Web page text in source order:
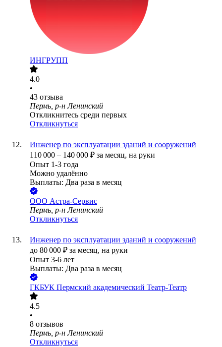
ИНГРУПП
4.0
•
43 отзыва
Пермь, р-н Ленинский
Откликнитесь среди первых
Откликнуться
Инженер по эксплуатации зданий и сооружений
110 000 – 140 000 ₽ за месяц, на руки
Опыт 1-3 года
Можно удалённо
Выплаты: Два раза в месяц
ООО Астра-Сервис
Пермь, р-н Ленинский
Откликнуться
Инженер по эксплуатации зданий и сооружений
до 80 000 ₽ за месяц, на руки
Опыт 3-6 лет
Выплаты: Два раза в месяц
ГКБУК Пермский академический Театр-Театр
4.5
•
8 отзывов
Пермь, р-н Ленинский
Откликнуться